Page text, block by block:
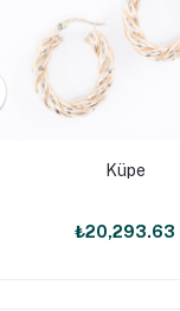
Küpe
₺20,293.63